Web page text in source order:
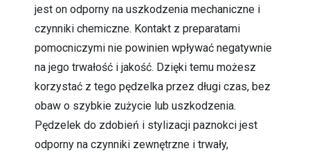
jest on odporny na uszkodzenia mechaniczne i
czynniki chemiczne. Kontakt z preparatami
pomocniczymi nie powinien wpływać negatywnie
na jego trwałość i jakość. Dzięki temu możesz
korzystać z tego pędzelka przez długi czas, bez
obaw o szybkie zużycie lub uszkodzenia.
Pędzelek do zdobień i stylizacji paznokci jest
odporny na czynniki zewnętrzne i trwały,